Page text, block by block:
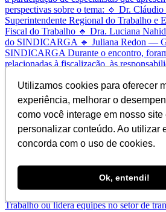
Utilizamos cookies para oferecer
experiência, melhorar o
como você interage em nosso site
personalizar conteúdo. Ao utilizar
concorda com o uso de cookies.
Ok, entendi!
Amanhã é o dia. Se você trabalha com